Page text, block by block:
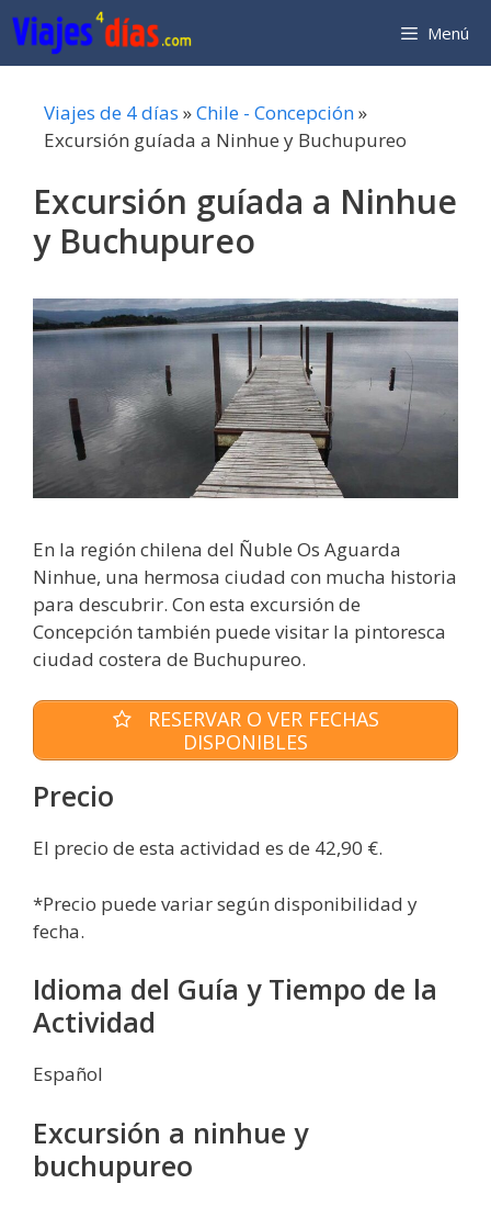
Saltar
al
contenido
Menú
Viajes de 4 días »Chile - Concepción»
Excursión guíada a Ninhue y Buchupureo
Excursión guíada a Ninhue
y Buchupureo
En la región chilena del Ñuble Os Aguarda
Ninhue, una hermosa ciudad con mucha historia
para descubrir. Con esta excursión de
Concepción también puede visitar la pintoresca
ciudad costera de Buchupureo.
RESERVAR O VER FECHAS
DISPONIBLES
Precio
El precio de esta actividad es de 42,90 €.
*Precio puede variar según disponibilidad y
fecha.
Idioma del Guía y Tiempo de la
Actividad
Español
Excursión a ninhue y
buchupureo